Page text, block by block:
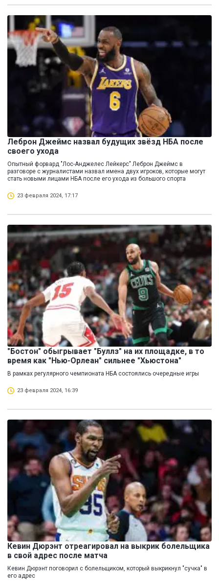
Леброн Джеймс назвал будущих звёзд НБА после
своего ухода
Опытный форвард "Лос-Анджелес Лейкерс" Леброн Джеймс в
разговоре с журналистами назвал имена двух игроков, которые могут
стать новыми лицами НБА после его ухода из большого спорта
23 февраля 2024, 17:17
"Бостон" обыгрывает "Буллз" на их площадке, в то
время как "Нью-Орлеан" сильнее "Хьюстона"
В рамках регулярного чемпионата НБА состоялись очередные игры
23 февраля 2024, 16:39
Кевин Дюрэнт отреагировал на выкрик болельщика
в свой адрес после матча
Кевин Дюрэнт поговорил с болельщиком, который выкрикнул "сучка" в
его адрес